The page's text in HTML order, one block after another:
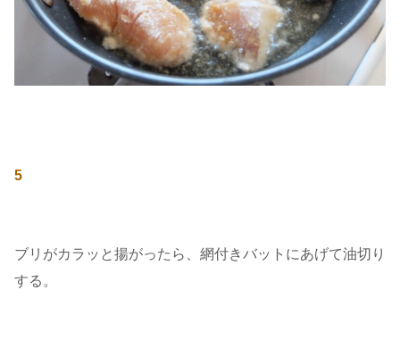
5
ブリがカラッと揚がったら、網付きバットにあげて油切り
する。